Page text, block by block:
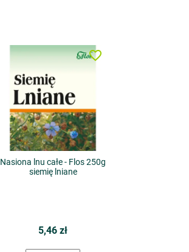
Nasiona lnu całe - Flos 250g
siemię lniane
5,46 zł
favorite_border